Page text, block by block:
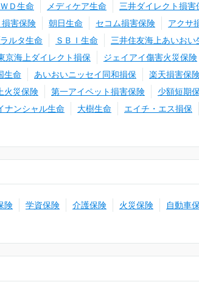
ＷＤ生命 メディケア生命
三井ダイレクト損害
損害保険 朝日生命 セコム損害保険
アクサ
ルタ生命 ＳＢＩ生命
三井住友海上あいおい
京海上ダイレクト損保
ジェイアイ傷害火災保険
生命 あいおいニッセイ同和損保
楽天損害保
火災保険 第一アイペット損害保険
少額短期
ナンシャル生命 大樹生命
エイチ・エス損保
険 学資保険 介護保険 火災保険
自動車